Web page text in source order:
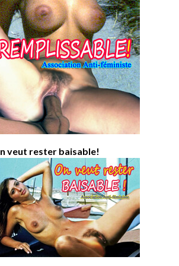
veut rester baisable!